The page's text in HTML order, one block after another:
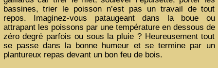
bassines, trier le poisson n’est pas un travail de tout
repos. Imaginez-vous pataugeant dans la boue ou
attrapant les poissons par une température en dessous de
zéro degré parfois ou sous la pluie ? Heureusement tout
se passe dans la bonne humeur et se termine par un
plantureux repas devant un bon feu de bois.